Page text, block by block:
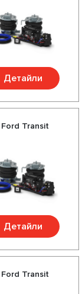
Детайли
Transit
Детайли
Transit